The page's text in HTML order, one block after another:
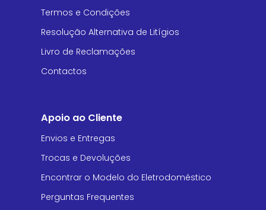
Termos e Condições
Resolução Alternativa de Litígios
Livro de Reclamações
Contactos
Apoio ao Cliente
Envios e Entregas
Trocas e Devoluções
Encontrar o Modelo do Eletrodoméstico
Perguntas Frequentes